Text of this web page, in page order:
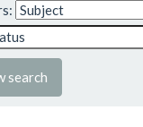
search